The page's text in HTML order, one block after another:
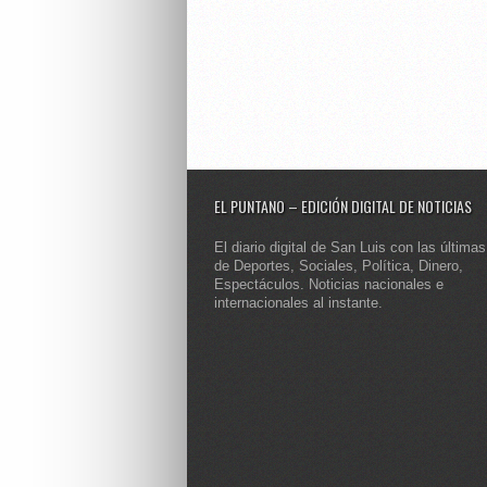
EL PUNTANO – EDICIÓN DIGITAL DE NOTICIAS
El diario digital de San Luis con las
de Deportes, Sociales, Política, Dinero,
Espectáculos. Noticias nacionales e
internacionales al instante.